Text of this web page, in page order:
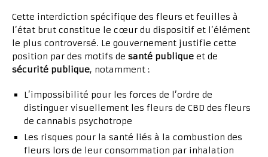
Cette interdiction spécifique des fleurs et feuilles à
l’état brut constitue le cœur du dispositif et l’élément
le plus controversé. Le gouvernement justifie cette
position par des motifs de santé publique et de
sécurité publique, notamment :
L’impossibilité pour les forces de l’ordre de
distinguer visuellement les fleurs de CBD des fleurs
de cannabis psychotrope
Les risques pour la santé liés à la combustion des
fleurs lors de leur consommation par inhalation